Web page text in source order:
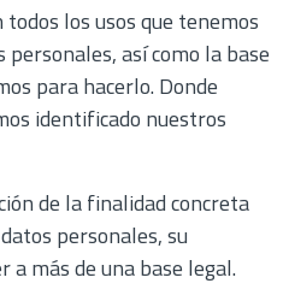
todos los usos que tenemos
así como la base
para hacerlo. Donde
identificado nuestros
de la finalidad concreta
personales, su
más de una base legal.